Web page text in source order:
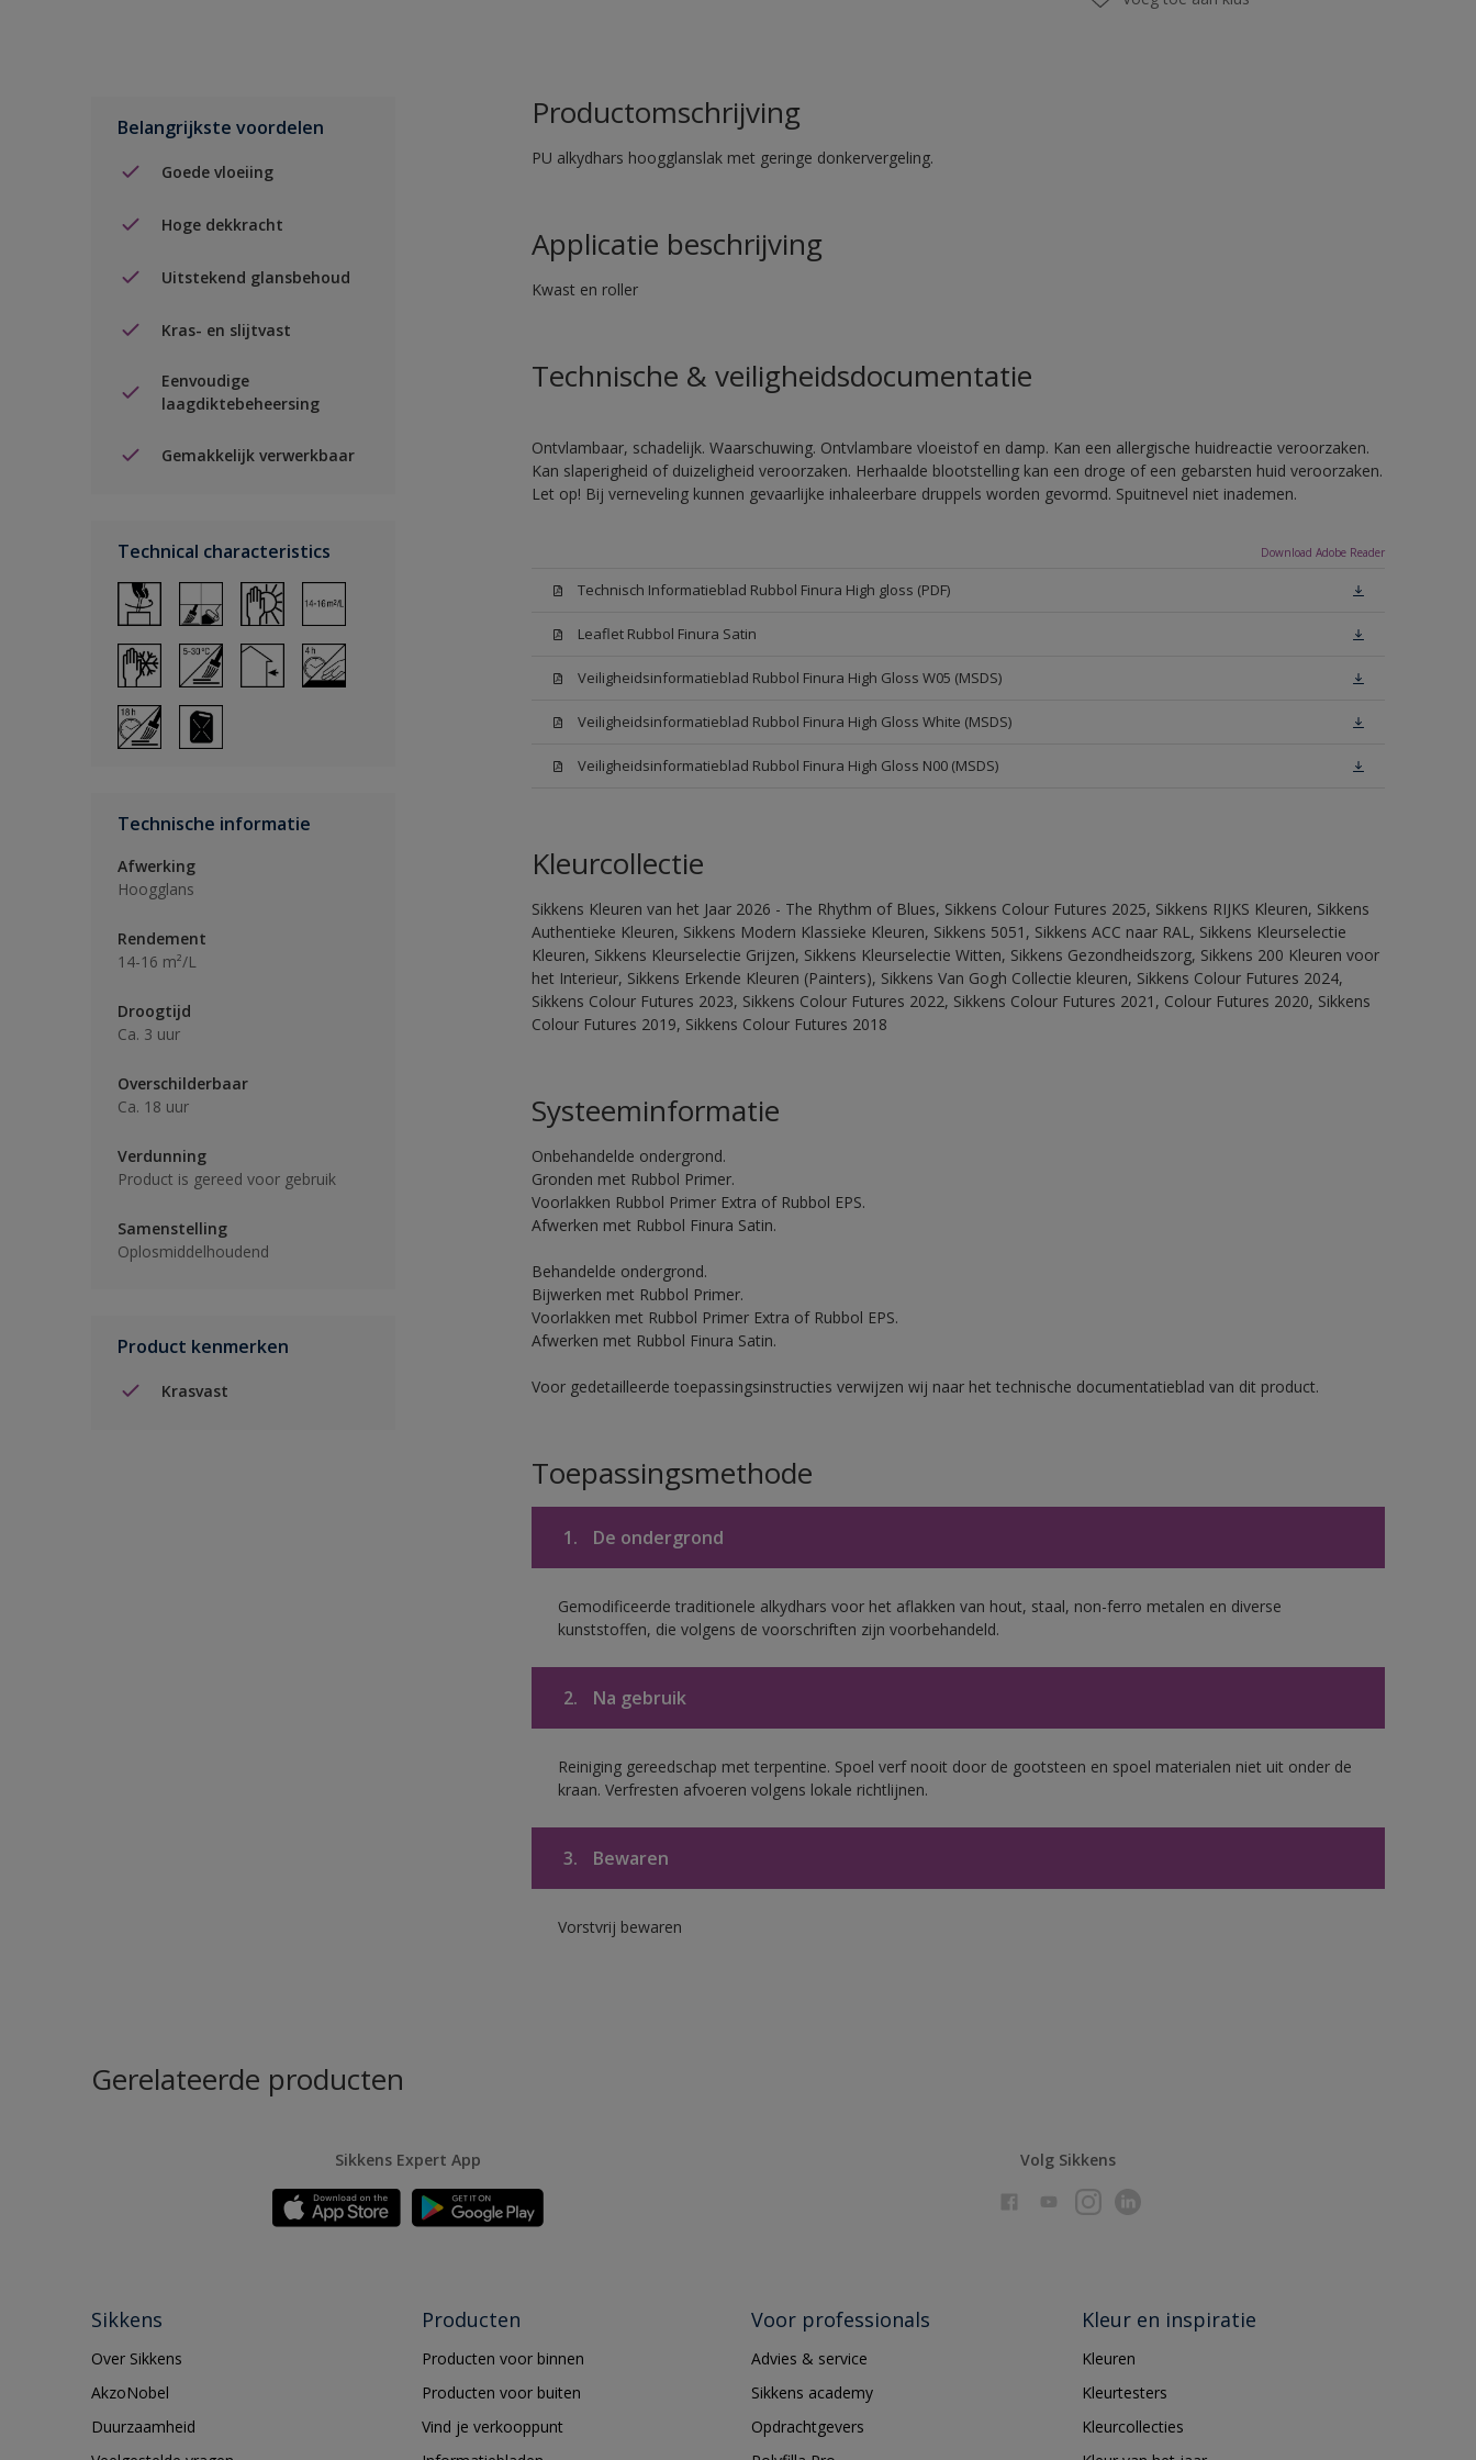
Belangrijkste voordelen
Goede vloeiing
Hoge dekkracht
Uitstekend glansbehoud
Kras- en slijtvast
Eenvoudige
laagdiktebeheersing
Gemakkelijk verwerkbaar
Technical characteristics
Technische informatie
Afwerking
Hoogglans
Rendement
14-16 m²/L
Droogtijd
Ca. 3 uur
Overschilderbaar
Ca. 18 uur
Verdunning
Product is gereed voor gebruik
Samenstelling
Oplosmiddelhoudend
Product kenmerken
Krasvast
Productomschrijving
PU alkydhars hoogglanslak met geringe donkervergeling.
Applicatie beschrijving
Kwast en roller
Technische & veiligheidsdocumentatie
Ontvlambaar, schadelijk. Waarschuwing. Ontvlambare vloeistof en damp. Kan een allergische huidreactie veroorzaken.
Kan slaperigheid of duizeligheid veroorzaken. Herhaalde blootstelling kan een droge of een gebarsten huid veroorzaken.
Let op! Bij verneveling kunnen gevaarlijke inhaleerbare druppels worden gevormd. Spuitnevel niet inademen.
Download Adobe Reader
Technisch Informatieblad Rubbol Finura High gloss (PDF)
Leaflet Rubbol Finura Satin
Veiligheidsinformatieblad Rubbol Finura High Gloss W05 (MSDS)
Veiligheidsinformatieblad Rubbol Finura High Gloss White (MSDS)
Veiligheidsinformatieblad Rubbol Finura High Gloss N00 (MSDS)
Kleurcollectie
Sikkens Kleuren van het Jaar 2026 - The Rhythm of Blues, Sikkens Colour Futures 2025, Sikkens RIJKS Kleuren, Sikkens
Authentieke Kleuren, Sikkens Modern Klassieke Kleuren, Sikkens 5051, Sikkens ACC naar RAL, Sikkens Kleurselectie
Kleuren, Sikkens Kleurselectie Grijzen, Sikkens Kleurselectie Witten, Sikkens Gezondheidszorg, Sikkens 200 Kleuren voor
het Interieur, Sikkens Erkende Kleuren (Painters), Sikkens Van Gogh Collectie kleuren, Sikkens Colour Futures 2024,
Sikkens Colour Futures 2023, Sikkens Colour Futures 2022, Sikkens Colour Futures 2021, Colour Futures 2020, Sikkens
Colour Futures 2019, Sikkens Colour Futures 2018
Systeeminformatie
Onbehandelde ondergrond.
Gronden met Rubbol Primer.
Voorlakken Rubbol Primer Extra of Rubbol EPS.
Afwerken met Rubbol Finura Satin.
Behandelde ondergrond.
Bijwerken met Rubbol Primer.
Voorlakken met Rubbol Primer Extra of Rubbol EPS.
Afwerken met Rubbol Finura Satin.
Voor gedetailleerde toepassingsinstructies verwijzen wij naar het technische documentatieblad van dit product.
Toepassingsmethode
1. De ondergrond
Gemodificeerde traditionele alkydhars voor het aflakken van hout, staal, non-ferro metalen en diverse
kunststoffen, die volgens de voorschriften zijn voorbehandeld.
2. Na gebruik
Reiniging gereedschap met terpentine. Spoel verf nooit door de gootsteen en spoel materialen niet uit onder de
kraan. Verfresten afvoeren volgens lokale richtlijnen.
3. Bewaren
Vorstvrij bewaren
Gerelateerde producten
Sikkens Expert App Volg Sikkens
Sikkens
Over Sikkens
AkzoNobel
Duurzaamheid
Producten
Producten voor binnen
Producten voor buiten
Vind je verkooppunt
Voor professionals
Advies & service
Sikkens academy
Opdrachtgevers
Kleur en inspiratie
Kleuren
Kleurtesters
Kleurcollecties